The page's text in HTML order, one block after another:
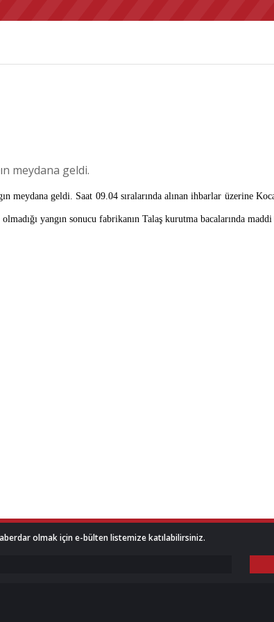
meydana geldi.
meydana geldi. Saat 09.04 sıralarında alınan ihbarlar üzerine
yangın sonucu fabrikanın Talaş kurutma bacalarında
olmak için e-bülten listemize katılabilirsiniz.